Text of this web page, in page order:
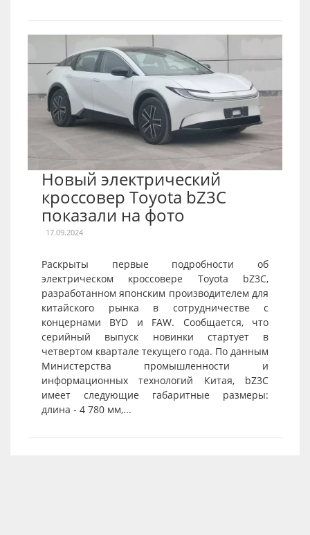
Новый электрический
кроссовер Toyota bZ3C
показали на фото
17.09.2024
Раскрыты первые подробности об
электрическом кроссовере Toyota bZ3C,
разработанном японским производителем для
китайского рынка в сотрудничестве с
концернами BYD и FAW. Сообщается, что
серийный выпуск новинки стартует в
четвертом квартале текущего года. По данным
Министерства промышленности и
информационных технологий Китая, bZ3C
имеет следующие габаритные размеры:
длина - 4 780 мм,...